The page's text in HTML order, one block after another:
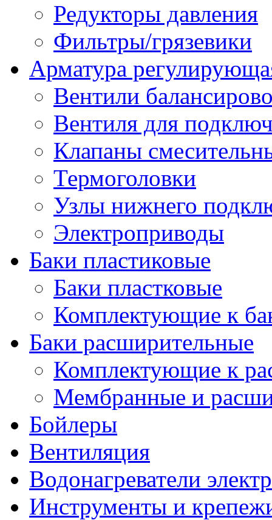
Редукторы давления
Фильтры/грязевики
Арматура
Вентили
Вентиля для
Клапаны
Термоголовки
Узлы нижнего
Электроприводы
Баки пластиковые
Баки пластковые
Комплектующие к
Баки расширительные
Комплектующие к
Мембранные и
Бойлеры
Вентиляция
Водонагреватели
Инструменты и